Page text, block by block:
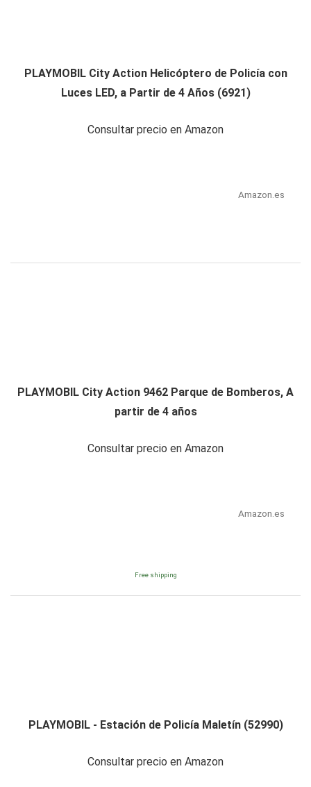
PLAYMOBIL City Action Helicóptero de Policía con
Luces LED, a Partir de 4 Años (6921)
Consultar precio en Amazon
Amazon.es
PLAYMOBIL City Action 9462 Parque de Bomberos, A
partir de 4 años
Consultar precio en Amazon
Amazon.es
Free shipping
PLAYMOBIL - Estación de Policía Maletín (52990)
Consultar precio en Amazon